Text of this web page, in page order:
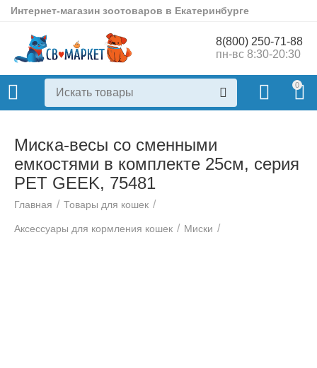
Интернет-магазин зоотоваров в Екатеринбурге
8(800) 250-71-88
пн-вс 8:30-20:30
0
Миска-весы со сменными
емкостями в комплекте 25см, серия
PET GEEK, 75481
Главная / Товары для кошек /
Аксессуары для кормления кошек / Миски /